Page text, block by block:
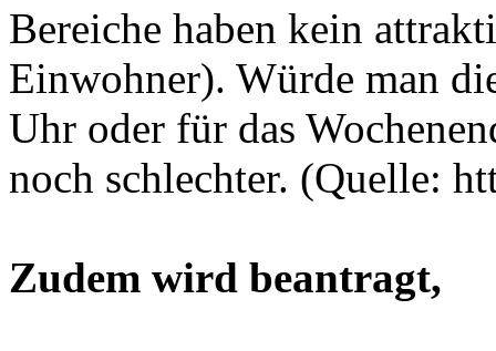
Bereiche haben kein
Einwohner). Würde man
Uhr oder für das
noch schlechter. (Quelle:
Zudem wird beantragt,